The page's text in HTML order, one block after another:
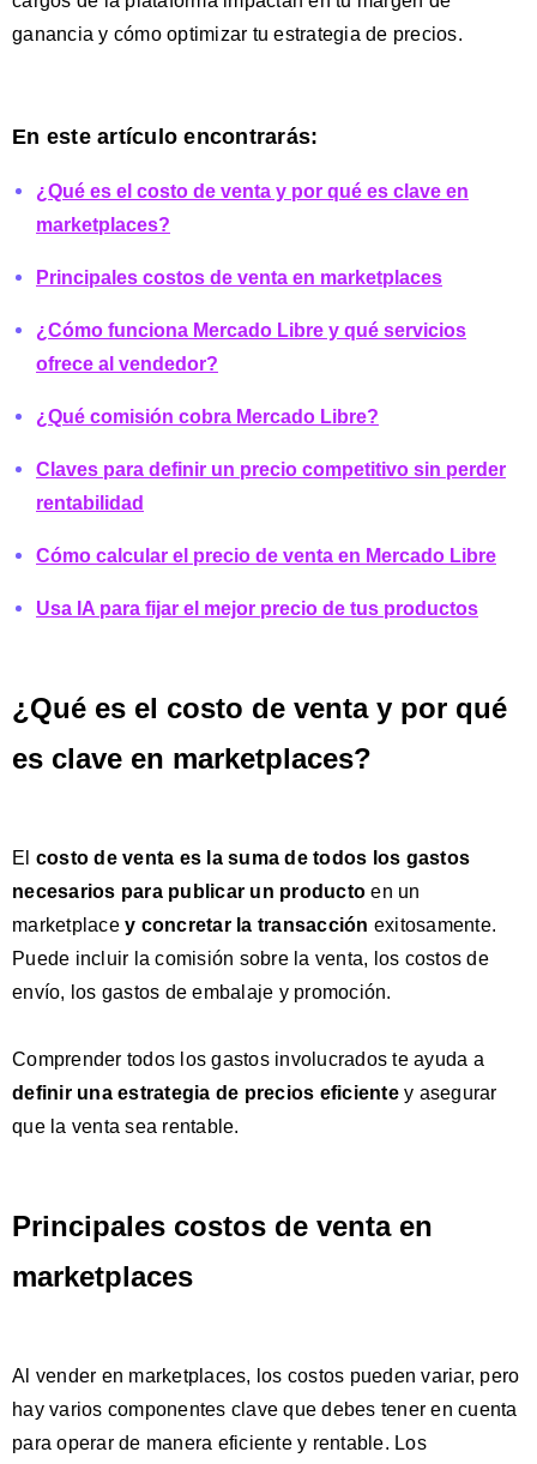
ganancia y cómo optimizar tu estrategia de precios.
En este artículo encontrarás:
¿Qué es el costo de venta y por qué es clave en
marketplaces?
Principales costos de venta en marketplaces
¿Cómo funciona Mercado Libre y qué servicios
ofrece al vendedor?
¿Qué comisión cobra Mercado Libre?
Claves para definir un precio competitivo sin perder
rentabilidad
Cómo calcular el precio de venta en Mercado Libre
Usa IA para fijar el mejor precio de tus productos
¿Qué es el costo de venta y por qué
es clave en marketplaces?
El costo de venta es la suma de todos los gastos
necesarios para publicar un productoen un
marketplace y concretar la transacción exitosamente.
Puede incluir la comisión sobre la venta, los costos de
envío, los gastos de embalaje y promoción.
Comprender todos los gastos involucrados te ayuda a
definir una estrategia de precios eficiente y asegurar
que la venta sea rentable.
Principales costos de venta en
marketplaces
Al vender en marketplaces, los costos pueden variar, pero
hay varios componentes clave que debes tener en cuenta
para operar de manera eficiente y rentable. Los